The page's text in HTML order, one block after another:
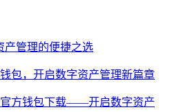
产管理的便捷之选
包，开启数字资产管理新篇章
官方钱包下载——开启数字资产